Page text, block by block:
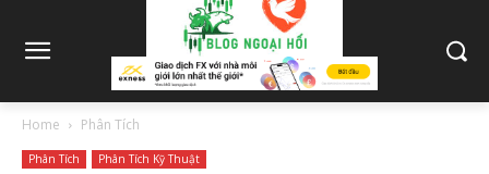
Home Phân Tích
Phân Tích Phân Tích Kỹ Thuật